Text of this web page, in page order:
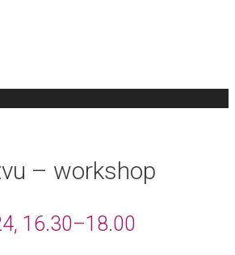
– workshop
16.30–18.00